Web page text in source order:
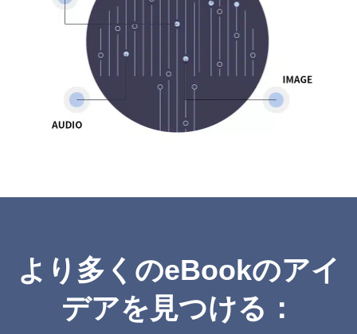
より多くのeBookのアイ
デアを見つける：